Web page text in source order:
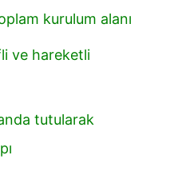
kurulum alanı
ve hareketli
tutularak